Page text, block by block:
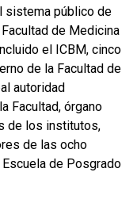
sistema público de
de Medicina
el ICBM, cinco
de la Facultad de
autoridad
Facultad, órgano
de los institutos,
de las ocho
de Posgrado